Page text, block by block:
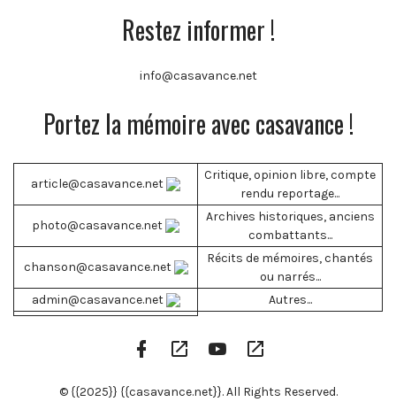
Restez informer !
info@casavance.net
Portez la mémoire avec casavance !
article@casavance.net
Critique, opinion libre, compte
rendu reportage...
photo@casavance.net
Archives historiques, anciens
combattants...
chanson@casavance.net
Récits de mémoires, chantés
ou narrés...
admin@casavance.net
Autres...
Facebook
Profile
Google
Play
YouTube
Channel
© {{2025}} {{casavance.net}}. All Rights Reserved.